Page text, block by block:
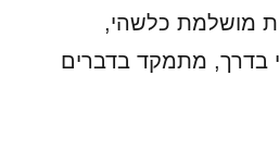
מושלמת כלשהי,
בדרך, מתמקד בדברים